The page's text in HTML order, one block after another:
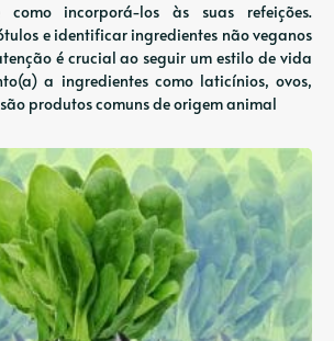
incorporá-los às suas refeições.
e identificar ingredientes não veganos
é crucial ao seguir um estilo de vida
a ingredientes como laticínios, ovos,
produtos comuns de origem animal